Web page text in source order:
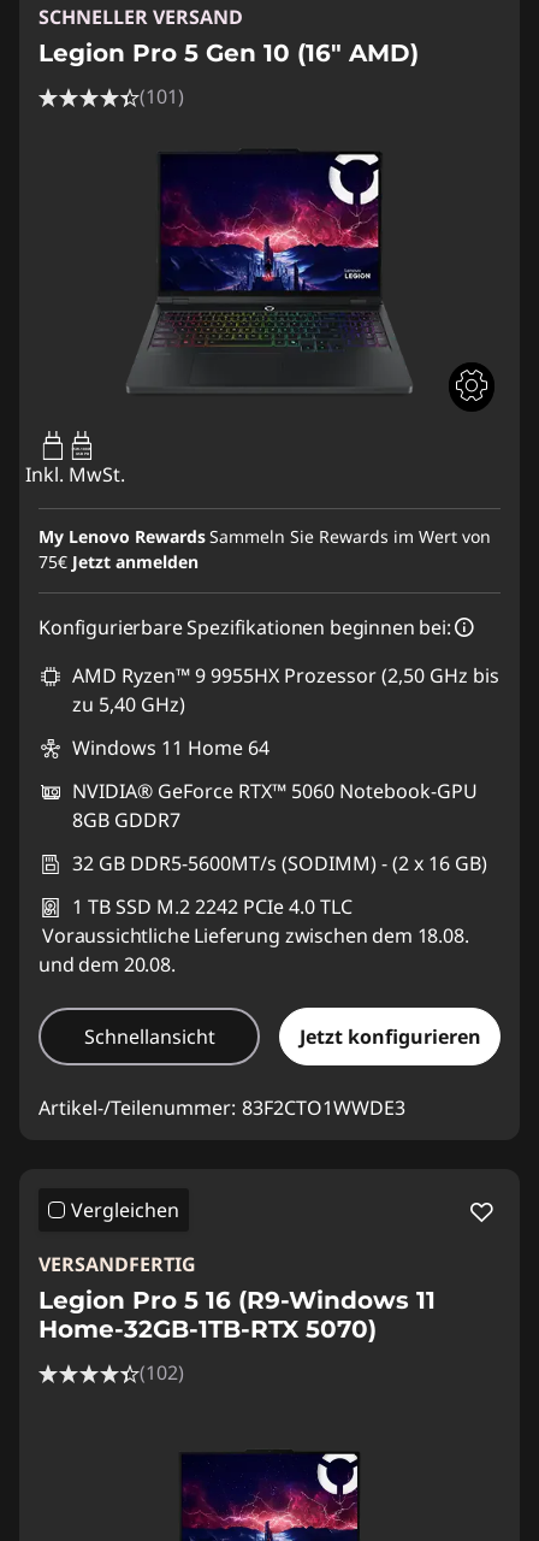
SCHNELLER VERSAND
Legion Pro 5 Gen 10 (16" AMD)
(101)
65W-100W
USB PD
Inkl. MwSt.
My Lenovo RewardsSammeln Sie Rewards im Wert von
75€ Jetzt anmelden
Konfigurierbare Spezifikationen beginnen bei:
AMD Ryzen™ 9 9955HX Prozessor (2,50 GHz bis
zu 5,40 GHz)
Windows 11 Home 64
NVIDIA® GeForce RTX™ 5060 Notebook-GPU
8GB GDDR7
32 GB DDR5-5600MT/s (SODIMM) - (2 x 16 GB)
1 TB SSD M.2 2242 PCIe 4.0 TLC
Voraussichtliche Lieferung zwischen dem 18.08.
und dem 20.08.
Schnellansicht Jetzt konfigurieren
Artikel-/Teilenummer: 83F2CTO1WWDE3
Vergleichen
VERSANDFERTIG
Legion Pro 5 16 (R9-Windows 11
Home-32GB-1TB-RTX 5070)
(102)